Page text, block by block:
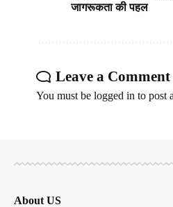
जागरूकता की पहल
Leave a Comment
You must be logged in to post
About US